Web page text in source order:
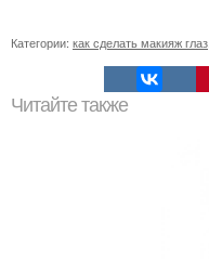
Категории: как сделать макияж глаз
Читайте также